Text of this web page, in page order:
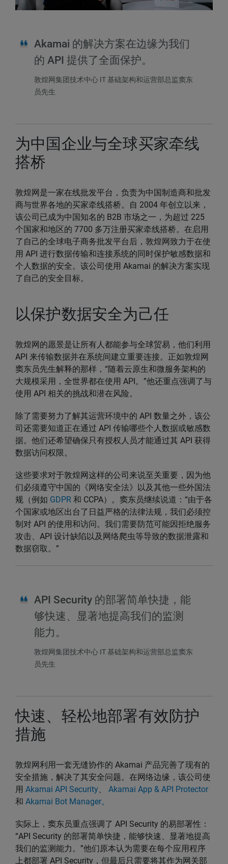
Akamai 的解决方案在边缘为我们
的 API 提供了全面保护。
敦煌网集团技术中心 IT 基础架构和运营部总监窦东
员先生
为中国企业与全球买家牵线
搭桥
敦煌网是一家在线批发平台，负责为中国制造商和批发
商与世界各地的买家牵线搭桥。自 2004 年创立以来，
该公司已成为中国知名的 B2B 市场之一，为超过 225
个国家和地区的 7700 多万注册买家牵线搭桥。在启用
了自己的全球电子商务批发平台后，敦煌网致力于在使
用 API 进行数据传输和连接系统的同时保护敏感数据和
个人数据的安全。该公司使用 Akamai 的解决方案实现
了自己的安全目标。
以保护数据安全为己任
敦煌网的愿景是让所有人都能参与全球贸易，他们利用
API 来传输数据并在系统间建立重要连接。正如敦煌网
窦东员先生解释的那样，“随着云原生和微服务架构的
大规模采用，全世界都在使用 API。”他还重点强调了与
使用 API 相关的挑战和潜在风险。
除了需要努力了解其运营环境中的 API 数量之外，该公
司还需要知道正在通过 API 传输哪些个人数据或敏感数
据。他们还希望确保只有授权人员才能通过其 API 获得
数据访问权限。
这些要求对于敦煌网这样的公司来说至关重要，因为他
们必须遵守中国的《网络安全法》以及其他一些外国法
规（例如 GDPR 和 CCPA）。窦东员继续说道：“由于各
个国家或地区出台了日益严格的法律法规，我们必须控
制对 API 的使用和访问。我们需要防范可能因拒绝服务
攻击、API 设计缺陷以及网络爬虫等导致的数据泄露和
数据窃取。”
API Security 的部署简单快捷，能
够快速、显著地提高我们的监测
能力。
敦煌网集团技术中心 IT 基础架构和运营部总监窦东
员先生
快速、轻松地部署有效防护
措施
敦煌网利用一套无缝协作的 Akamai 产品完善了现有的
安全措施，解决了其安全问题。在网络边缘，该公司使
用 Akamai API Security、 Akamai App & API Protector
和 Akamai Bot Manager。
实际上，窦东员重点强调了 API Security 的易部署性：
“API Security 的部署简单快捷，能够快速、显著地提高
我们的监测能力。”他们原本认为需要在每个应用程序
上都部署 API Security，但最后只需要将其作为网关部